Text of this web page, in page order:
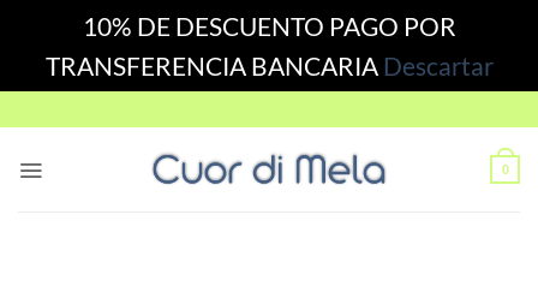
10% DE DESCUENTO PAGO POR
TRANSFERENCIA BANCARIA Descartar
to
0